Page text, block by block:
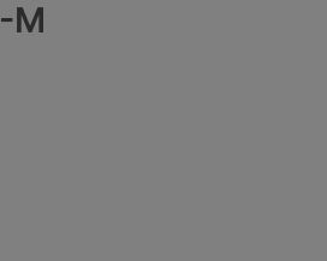
M